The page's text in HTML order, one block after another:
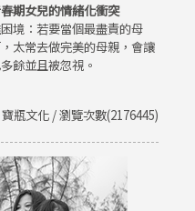
期女兒的情緒化衝突
境：若要當個最盡責的母
太常去做完美的母親，會讓
餘並且被忽視。
瓶文化 / 瀏覽次數(2176445)